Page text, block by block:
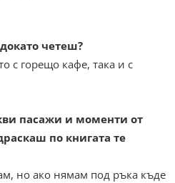
четеш?
с горещо кафе, така и с
пасажи и моменти от
по книгата те
но ако нямам под ръка къде